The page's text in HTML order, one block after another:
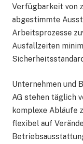
Verfügbarkeit von
abgestimmte
Arbeitsprozesse
Ausfallzeiten
Unternehmen und
AG stehen täglich
komplexe Abläufe
flexibel auf